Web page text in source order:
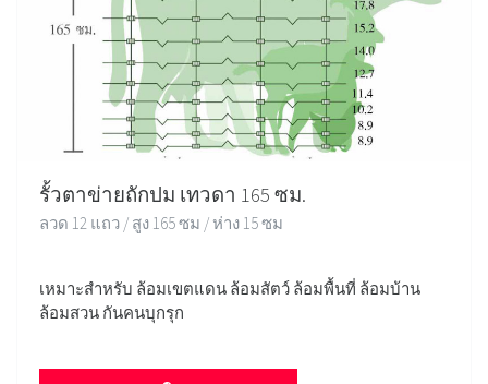
รั้วตาข่ายถักปม เทวดา 165 ซม.
ลวด 12 แถว / สูง 165 ซม / ห่าง 15 ซม
เหมาะสำหรับ ล้อมเขตแดน ล้อมสัตว์ ล้อมพื้นที่ ล้อมบ้าน
ล้อมสวน กันคนบุกรุก